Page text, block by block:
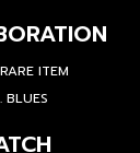
ITEM
BLUES